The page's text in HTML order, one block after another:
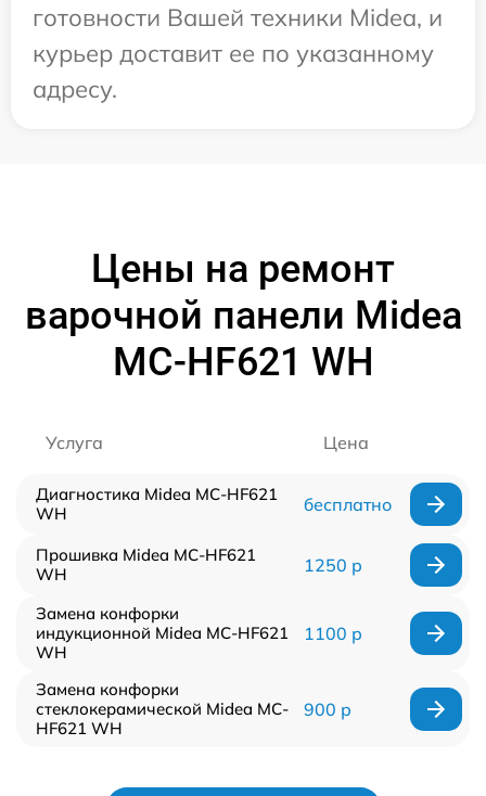
готовности Вашей техники Midea, и
курьер доставит ее по указанному
адресу.
Цены на ремонт
варочной панели Midea
MC-HF621 WH
Услуга Цена
Диагностика Midea MC-HF621
WH
бесплатно
Прошивка Midea MC-HF621
WH
1250 р
Замена конфорки
индукционной Midea MC-HF621
WH
1100 р
Замена конфорки
стеклокерамической Midea MC-
HF621 WH
900 р